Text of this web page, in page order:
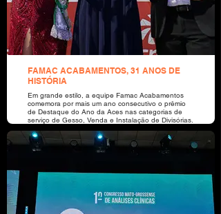
FAMAC ACABAMENTOS, 31 ANOS DE
HISTÓRIA
Em grande estilo, a equipe Famac Acabamentos
comemora por mais um ano consecutivo o prêmio
de Destaque do Ano da Aces nas categorias de
serviço de Gesso, Venda e Instalação de Divisórias.
atendimentos, produtos e serviços, atendendo
clientes de Sorriso e região. FAMAC
ACABAMENTOS, REALIZANDO SONHOS AO